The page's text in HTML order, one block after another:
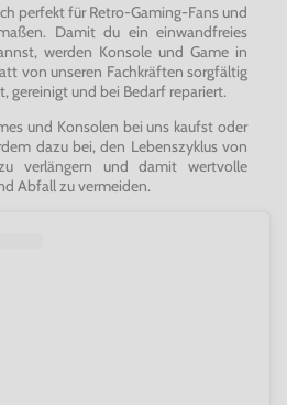
perfekt für Retro-Gaming-Fans und
Damit du ein einwandfreies
werden Konsole und Game in
von unseren Fachkräften sorgfältig
gereinigt und bei Bedarf repariert.
und Konsolen bei uns kaufst oder
dazu bei, den Lebenszyklus von
verlängern und damit wertvolle
Abfall zu vermeiden.